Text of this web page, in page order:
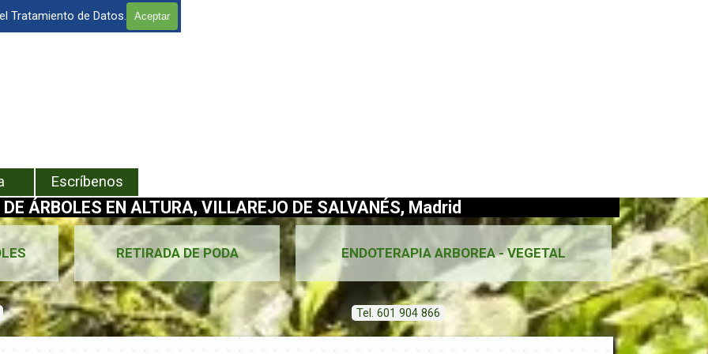
Tratamiento de Datos. Aceptar
Escríbenos
ÁRBOLES EN ALTURA, VILLAREJO DE SALVANÉS, Madrid
RETIRADA DE PODA ENDOTERAPIA ARBOREA - VEGETAL
Tel. 601 904 866